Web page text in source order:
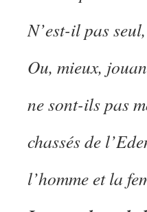
N’est-il pas
Ou, mieux,
ne sont-ils pas
chassés de
l’homme et la